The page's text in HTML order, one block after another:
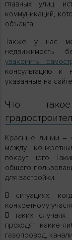
главных улиц,
коммуникаций,
объекта.
Также у нас
недвижимость
узаконить
консультацию
указанные на
Что
Красные линии –
между
вокруг него.
общего
для застройки.
В ситуациях,
конкретному
В таких случаях
проходят какие-
газопровод,